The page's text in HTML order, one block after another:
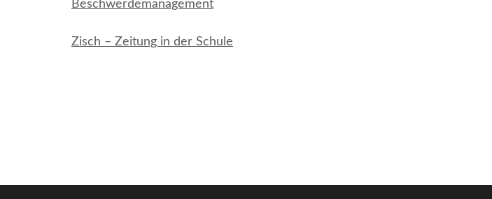
Beschwerdemanagement
Zisch – Zeitung in der Schule